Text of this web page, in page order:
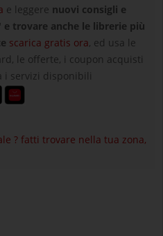
e leggere nuovi consigli e
e trovare anche le librerie più
scarica gratis ora, ed usa le
le offerte, i coupon acquisti
i servizi disponibili
? fatti trovare nella tua zona,